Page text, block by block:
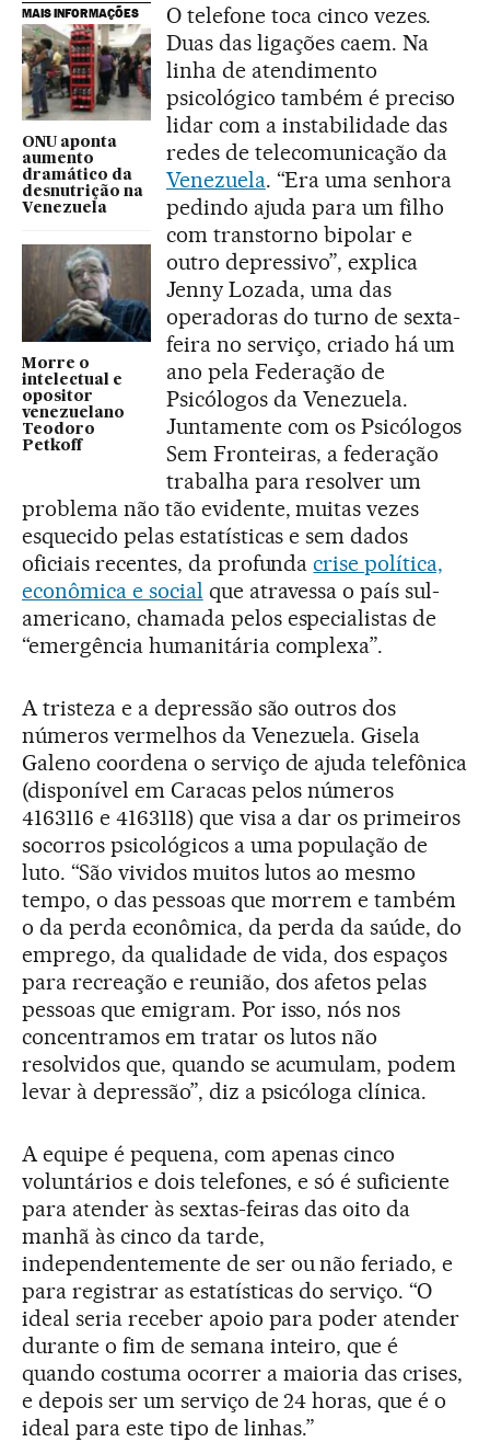
MAIS INFORMAÇÕES
ONU aponta
aumento
dramático da
desnutrição na
Venezuela
Morre o
intelectual e
opositor
venezuelano
Teodoro
Petkoff
O telefone toca cinco vezes.
Duas das ligações caem. Na
linha de atendimento
psicológico também é preciso
lidar com a instabilidade das
redes de telecomunicação da
Venezuela. “Era uma senhora
pedindo ajuda para um filho
com transtorno bipolar e
outro depressivo”, explica
Jenny Lozada, uma das
operadoras do turno de sexta-
feira no serviço, criado há um
ano pela Federação de
Psicólogos da Venezuela.
Juntamente com os Psicólogos
Sem Fronteiras, a federação
trabalha para resolver um
problema não tão evidente, muitas vezes
esquecido pelas estatísticas e sem dados
oficiais recentes, da profundacrise política,
econômica e social que atravessa o país sul-
americano, chamada pelos especialistas de
“emergência humanitária complexa”.
A tristeza e a depressão são outros dos
números vermelhos da Venezuela. Gisela
Galeno coordena o serviço de ajuda telefônica
(disponível em Caracas pelos números
4163116 e 4163118) que visa a dar os primeiros
socorros psicológicos a uma população de
luto. “São vividos muitos lutos ao mesmo
tempo, o das pessoas que morrem e também
o da perda econômica, da perda da saúde, do
emprego, da qualidade de vida, dos espaços
para recreação e reunião, dos afetos pelas
pessoas que emigram. Por isso, nós nos
concentramos em tratar os lutos não
resolvidos que, quando se acumulam, podem
levar à depressão”, diz a psicóloga clínica.
A equipe é pequena, com apenas cinco
voluntários e dois telefones, e só é suficiente
para atender às sextas-feiras das oito da
manhã às cinco da tarde,
independentemente de ser ou não feriado, e
para registrar as estatísticas do serviço. “O
ideal seria receber apoio para poder atender
durante o fim de semana inteiro, que é
quando costuma ocorrer a maioria das crises,
e depois ser um serviço de 24 horas, que é o
ideal para este tipo de linhas.”